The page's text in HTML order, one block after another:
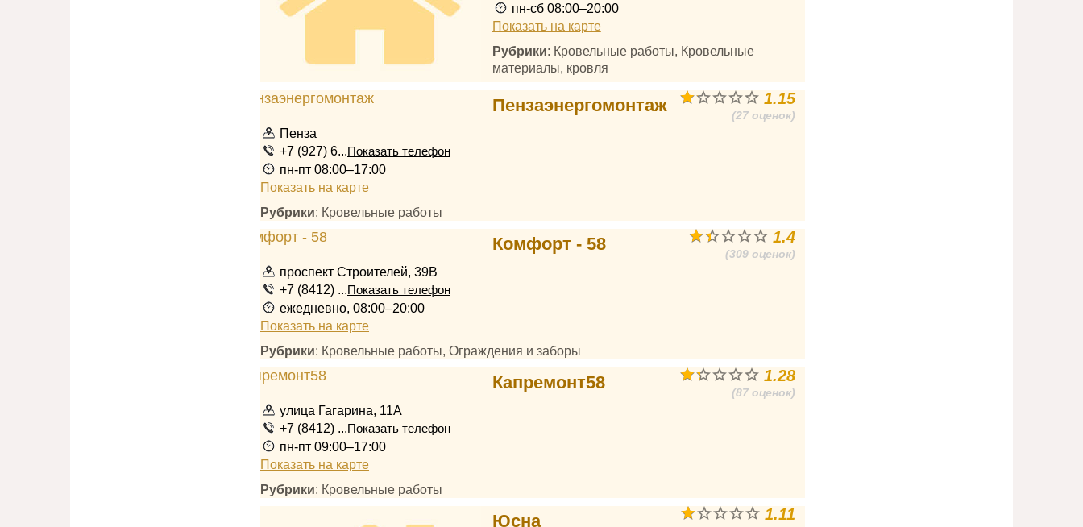
пн-сб 08:00–20:00
Показать на карте
Рубрики: Кровельные работы, Кровельные
материалы, кровля
1.15
(27 оценок)
Пензаэнергомонтаж
Пенза
+7 (927) 6...Показать телефон
пн-пт 08:00–17:00
Показать на карте
Рубрики: Кровельные работы
1.4
(309 оценок)
Комфорт - 58
проспект Строителей, 39В
+7 (8412) ...Показать телефон
ежедневно, 08:00–20:00
Показать на карте
Рубрики: Кровельные работы, Ограждения и заборы
1.28
(87 оценок)
Капремонт58
улица Гагарина, 11А
+7 (8412) ...Показать телефон
пн-пт 09:00–17:00
Показать на карте
Рубрики: Кровельные работы
1.11
Юсна